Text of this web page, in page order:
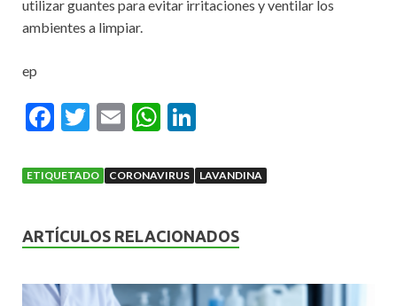
utilizar guantes para evitar irritaciones y ventilar los
ambientes a limpiar.
ep
F
e
o
o
k
T
itt
E
ai
W
at
A
p
p
ke
n
ETIQUETADO CORONAVIRUS LAVANDINA
ARTÍCULOS RELACIONADOS